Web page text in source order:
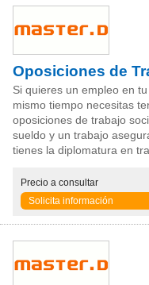
Oposiciones de
Si quieres un empleo en
mismo tiempo necesitas
oposiciones de trabajo
sueldo y un trabajo
tienes la diplomatura en
Precio a consultar
Solicita información